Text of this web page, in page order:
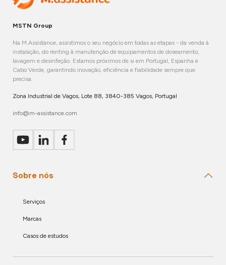
MSTN Group
Na M.Assistance, assistimos o seu negócio em todas as etapas - da venda à
instalação, do renting à manutenção de equipamentos de doseamento,
lavagem e desinfeção. Estamos próximos de si em Portugal, Espanha e
Cabo Verde, garantindo inovação, eficiência e fiabilidade sempre que
precisa.
Zona Industrial de Vagos, Lote 88, 3840-385 Vagos, Portugal
info@m-assistance.com
Sobre nós
Serviços
Marcas
Casos de estudos